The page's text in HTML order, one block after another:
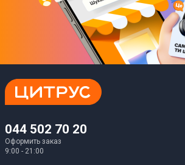
044 502 70 20
Оформить заказ
9:00 - 21:00